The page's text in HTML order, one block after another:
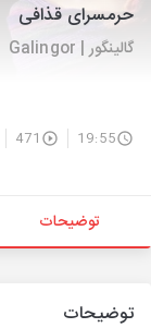
حرمسرای قذافی
گالینگور | Galingor
19:55
471
توضیحات
توضیحات